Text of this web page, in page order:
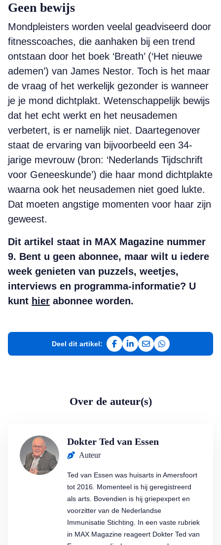
Geen bewijs
Mondpleisters worden veelal geadviseerd door
fitnesscoaches, die aanhaken bij een trend
ontstaan door het boek ‘Breath’ (‘Het nieuwe
ademen’) van James Nestor. Toch is het maar
de vraag of het werkelijk gezonder is wanneer
je je mond dichtplakt. Wetenschappelijk bewijs
dat het echt werkt en het neusademen
verbetert, is er namelijk niet. Daartegenover
staat de ervaring van bijvoorbeeld een 34-
jarige mevrouw (bron: ‘Nederlands Tijdschrift
voor Geneeskunde’) die haar mond dichtplakte
waarna ook het neusademen niet goed lukte.
Dat moeten angstige momenten voor haar zijn
geweest.
Dit artikel staat in MAX Magazine nummer
9. Bent u geen abonnee, maar wilt u iedere
week genieten van puzzels, weetjes,
interviews en programma-informatie? U
kunt hier abonnee worden.
Deel dit artikel:
Deel op Facebook
Deel op LinkedIn
Deel via e-mail
Deel via
Over de auteur(s)
Dokter Ted van Essen
Auteur
Ted van Essen was huisarts in Amersfoort
tot 2016. Momenteel is hij geregistreerd
als arts. Bovendien is hij griepexpert en
voorzitter van de Nederlandse
Immunisatie Stichting. In een vaste rubriek
in MAX Magazine reageert Dokter Ted van